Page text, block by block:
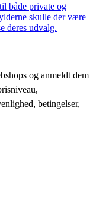
både private og
skulle der være
deres udvalg.
og anmeldt dem
betingelser,